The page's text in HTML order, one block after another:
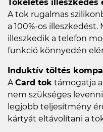
Tökéletes
A tok rugalmas
a 100%-os
illeszkedik a telefon
funkció könnyedén
Induktív töltés
A Card tok támogatja
nem szükséges
legjobb teljesítmény
kártyát eltávolítani a